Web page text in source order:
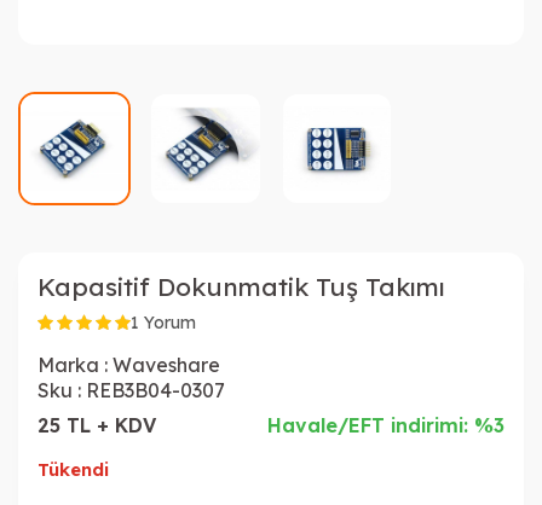
Kapasitif Dokunmatik Tuş Takımı
1 Yorum
Marka : Waveshare
Sku : REB3B04-0307
25 TL + KDV
Havale/EFT indirimi: %3
Tükendi